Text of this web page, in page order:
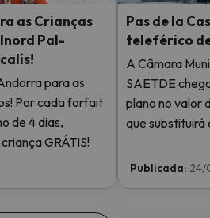
as Crianças
Pal-
para as
Por cada forfait
de 4 dias,
GRÁTIS!
Pas de la
teleférico
A Câmara
SAETDE
plano no valor
que
de oito
Publicada: 24/